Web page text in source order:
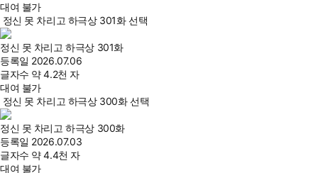
대여 불가
정신 못 차리고 하극상 301화 선택
정신 못 차리고 하극상 301화
등록일 2026.07.06
글자수 약 4.2천 자
대여 불가
정신 못 차리고 하극상 300화 선택
정신 못 차리고 하극상 300화
등록일 2026.07.03
글자수 약 4.4천 자
대여 불가